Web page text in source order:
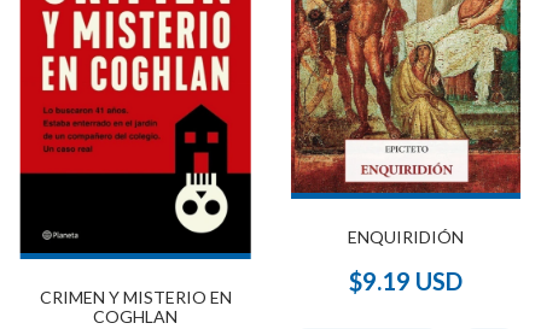
CRIMEN Y MISTERIO EN
COGHLAN
ENQUIRIDIÓN
$9.19 USD